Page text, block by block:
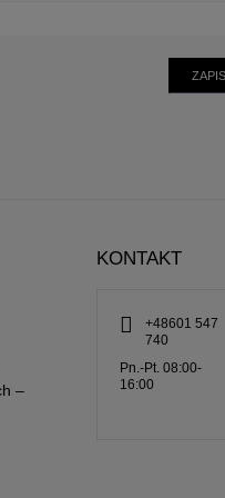
–
KONTAKT
+48601 547
740
Pn.-Pt. 08:00-
16:00